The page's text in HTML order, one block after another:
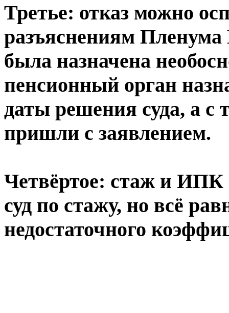
Третье: отказ можно
разъяснениям Пленума
была назначена
пенсионный орган
даты решения суда, а с
пришли с заявлением.
Четвёртое: стаж и
суд по стажу, но всё
недостаточного